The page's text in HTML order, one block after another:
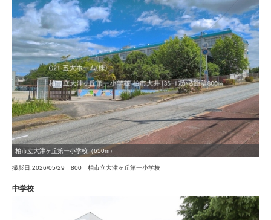
柏市立大津ヶ丘第一小学校（650m）
撮影日:2026/05/29 800 柏市立大津ヶ丘第一小学校
中学校